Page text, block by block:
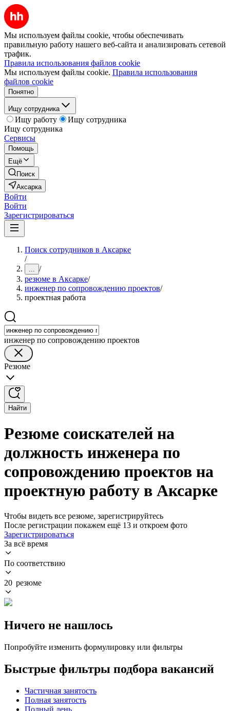
Мы используем файлы cookie, чтобы обеспечивать
правильную работу нашего веб-сайта и анализировать сетевой
трафик.
Правила использования файлов cookie
Мы используем файлы cookie. Правила использования
файлов cookie
Понятно
Ищу сотрудника
Ищу работу
Ищу сотрудника
Ищу сотрудника
Сервисы
Помощь
Ещё
Поиск
Аксарка
Войти
Войти
Зарегистрироваться
Поиск сотрудников в Аксарке
/
... /
резюме в Аксарке/
инженер по сопровождению проектов/
проектная работа
инженер по сопровождению проектов
Резюме
Найти
Резюме соискателей на
должность инженера по
сопровождению проектов на
проектную работу в Аксарке
Чтобы видеть все резюме, зарегистрируйтесь
После регистрации покажем ещё 13 и откроем фото
Зарегистрироваться
За всё время
По соответствию
20 резюме
Ничего не нашлось
Попробуйте изменить формулировку или фильтры
Быстрые фильтры подбора вакансий
Частичная занятость
Полная занятость
Полный день